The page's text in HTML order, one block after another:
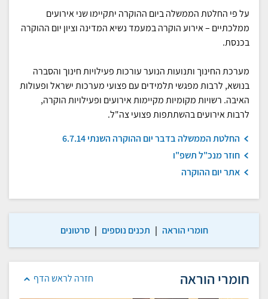
על פי החלטת הממשלה ביום ההוקרה יתקיימו שני אירועים
ממלכתיים – אירוע הוקרה במעמד נשיא המדינה וציון יום ההוקרה
בכנסת.
מערכת החינוך ותנועות הנוער עורכות פעילויות חינוך והסברה
בנושא, לרבות מפגשי תלמידים עם פצועי מערכות ישראל ופעולות
האיבה. רשויות מקומיות מקיימות אירועים ופעילויות הוקרה,
לרבות אירועים בהשתתפות פצועי צה"ל.
החלטת הממשלה בדבר יום ההוקרה השנתי 6.7.14
חוזר מנכ"ל תשפ"ו
אתר יום ההוקרה
חומרי הוראה | תכנים נוספים | סרטונים
חזרה לראש הדף חומרי הוראה